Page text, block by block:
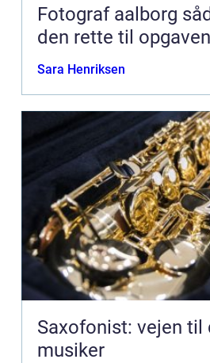
Fotograf aalborg sådan finder du
den rette til opgaven
Sara Henriksen
Saxofonist: vejen til
musiker